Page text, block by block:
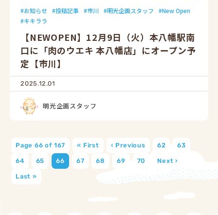
お知らせ 投稿記事 市川 明光企画スタッフ
New Open
キキララ
【NEWOPEN】12月9日（火）本八幡駅南
口に「肉のウエキ 本八幡店」にオープン予
定【市川】
2025.12.01
明光企画スタッフ
Page 66 of 167 « First ‹ Previous 62 63
64 65 66 67 68 69 70 Next ›
Last »